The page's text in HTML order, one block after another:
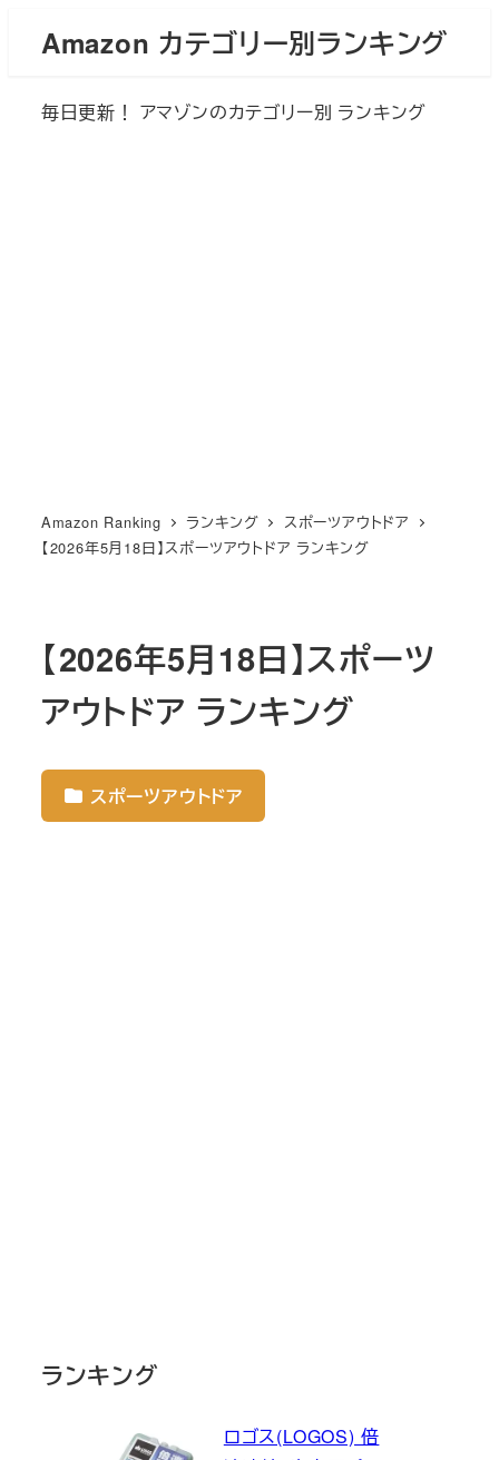
Amazon カテゴリー別ランキング
毎日更新！ アマゾンのカテゴリー別 ランキング
Amazon Ranking ランキング
スポーツアウトドア
【2026年5月18日】スポーツアウトドア ランキング
【2026年5月18日】スポーツ
アウトドア ランキング
スポーツアウトドア
ランキング
ロゴス(LOGOS) 倍